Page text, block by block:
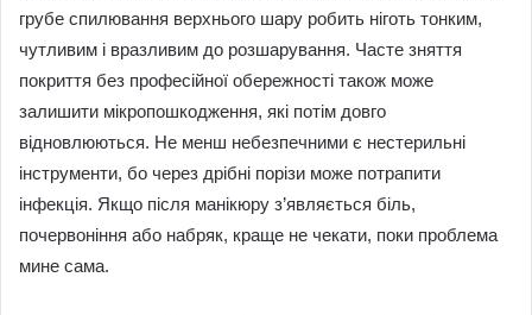
грубе спилювання верхнього шару робить ніготь тонким,
чутливим і вразливим до розшарування. Часте зняття
покриття без професійної обережності також може
залишити мікропошкодження, які потім довго
відновлюються. Не менш небезпечними є нестерильні
інструменти, бо через дрібні порізи може потрапити
інфекція. Якщо після манікюру з’являється біль,
почервоніння або набряк, краще не чекати, поки проблема
мине сама.